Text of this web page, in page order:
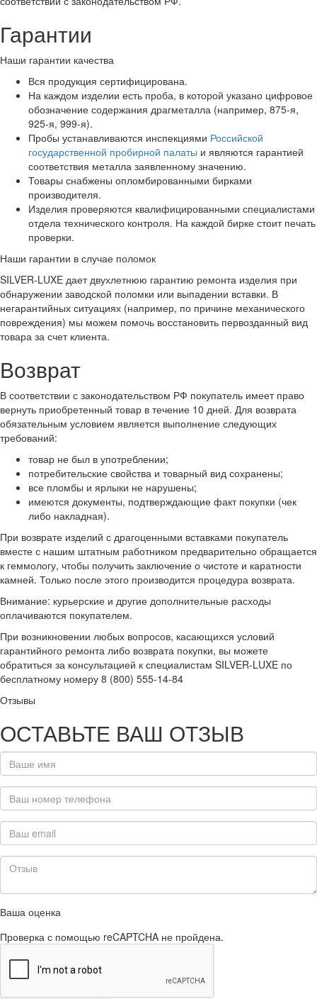
Гарантии
Наши гарантии качества
Вся продукция сертифицирована.
На каждом изделии есть проба, в которой указано цифровое
обозначение содержания драгметалла (например, 875-я,
925-я, 999-я).
Пробы устанавливаются инспекциями Российской
государственной пробирной палаты и являются гарантией
соответствия металла заявленному значению.
Товары снабжены опломбированными бирками
производителя.
Изделия проверяются квалифицированными специалистами
отдела технического контроля. На каждой бирке стоит печать
проверки.
Наши гарантии в случае поломок
SILVER-LUXE дает двухлетнюю гарантию ремонта изделия при
обнаружении заводской поломки или выпадении вставки. В
негарантийных ситуациях (например, по причине механического
повреждения) мы можем помочь восстановить первозданный вид
товара за счет клиента.
Возврат
В соответствии с законодательством РФ покупатель имеет право
вернуть приобретенный товар в течение 10 дней. Для возврата
обязательным условием является выполнение следующих
требований:
товар не был в употреблении;
потребительские свойства и товарный вид сохранены;
все пломбы и ярлыки не нарушены;
имеются документы, подтверждающие факт покупки (чек
либо накладная).
При возврате изделий с драгоценными вставками покупатель
вместе с нашим штатным работником предварительно обращается
к геммологу, чтобы получить заключение о чистоте и каратности
камней. Только после этого производится процедура возврата.
Внимание: курьерские и другие дополнительные расходы
оплачиваются покупателем.
При возникновении любых вопросов, касающихся условий
гарантийного ремонта либо возврата покупки, вы можете
обратиться за консультацией к специалистам SILVER-LUXE по
бесплатному номеру 8 (800) 555-14-84
Отзывы
ОСТАВЬТЕ ВАШ ОТЗЫВ
Ваша оценка
Проверка с помощью reCAPTCHA не пройдена.